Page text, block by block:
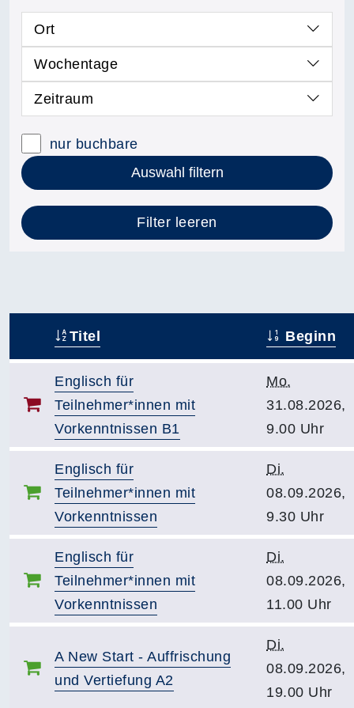
Ort
Wochentage
Zeitraum
nur buchbare
Auswahl filtern
Filter leeren
Titel Beginn
Englisch für
Teilnehmer*innen mit
Vorkenntnissen B1
Mo.
31.08.2026,
9.00 Uhr
Englisch für
Teilnehmer*innen mit
Vorkenntnissen
Di.
08.09.2026,
9.30 Uhr
Englisch für
Teilnehmer*innen mit
Vorkenntnissen
Di.
08.09.2026,
11.00 Uhr
A New Start - Auffrischung
und Vertiefung A2
Di.
08.09.2026,
19.00 Uhr